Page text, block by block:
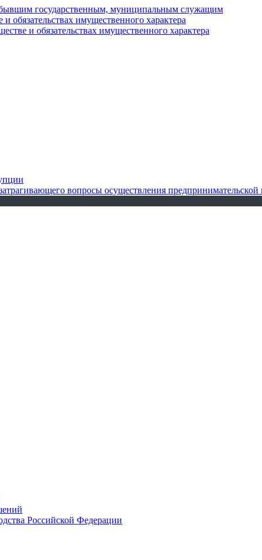
государственным, муниципальным служащим
обязательствах имущественного характера
и обязательствах имущественного характера
вопросы осуществления
Российской Федерации